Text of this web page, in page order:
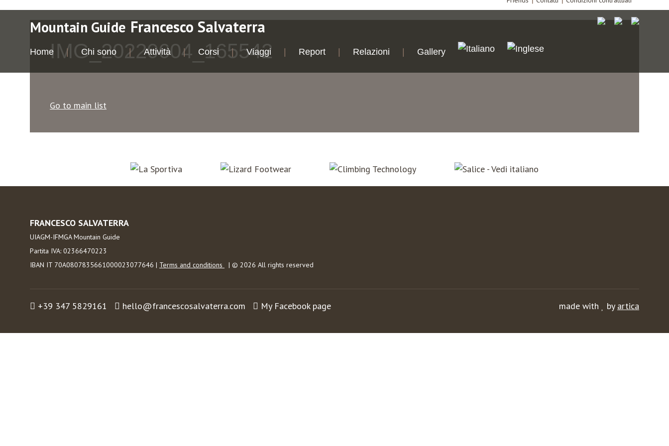
Mountain Guide Francesco Salvaterra
Home Chi sono Attività Corsi Viaggi Report Relazioni Gallery
IMG_20220604_165542
Go to main list
FRANCESCO SALVATERRA
UIAGM-IFMGA Mountain Guide
Partita IVA: 02366470223
IBAN IT 70A0807835661000023077646 | Terms and conditions | © 2026 All rights reserved
+39 347 5829161 hello@francescosalvaterra.com My Facebook page made with by artica